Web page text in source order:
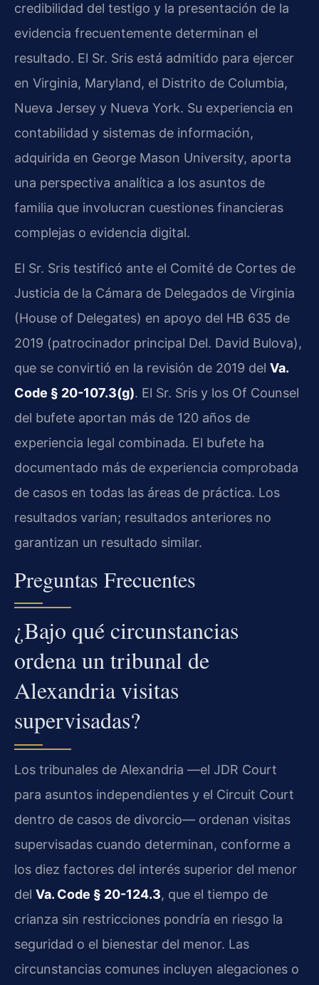
credibilidad del testigo y la presentación de la
evidencia frecuentemente determinan el
resultado. El Sr. Sris está admitido para ejercer
en Virginia, Maryland, el Distrito de Columbia,
Nueva Jersey y Nueva York. Su experiencia en
contabilidad y sistemas de información,
adquirida en George Mason University, aporta
una perspectiva analítica a los asuntos de
familia que involucran cuestiones financieras
complejas o evidencia digital.
El Sr. Sris testificó ante el Comité de Cortes de
Justicia de la Cámara de Delegados de Virginia
(House of Delegates) en apoyo del HB 635 de
2019 (patrocinador principal Del. David Bulova),
que se convirtió en la revisión de 2019 del Va.
Code § 20-107.3(g). El Sr. Sris y los Of Counsel
del bufete aportan más de 120 años de
experiencia legal combinada. El bufete ha
documentado más de experiencia comprobada
de casos en todas las áreas de práctica. Los
resultados varían; resultados anteriores no
garantizan un resultado similar.
Preguntas Frecuentes
¿Bajo qué circunstancias
ordena un tribunal de
Alexandria visitas
supervisadas?
Los tribunales de Alexandria —el JDR Court
para asuntos independientes y el Circuit Court
dentro de casos de divorcio— ordenan visitas
supervisadas cuando determinan, conforme a
los diez factores del interés superior del menor
del Va. Code § 20-124.3, que el tiempo de
crianza sin restricciones pondría en riesgo la
seguridad o el bienestar del menor. Las
circunstancias comunes incluyen alegaciones o